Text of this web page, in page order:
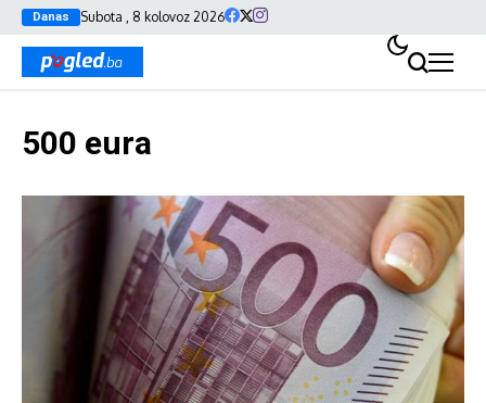
Danas Subota , 8 kolovoz 2026
500 eura